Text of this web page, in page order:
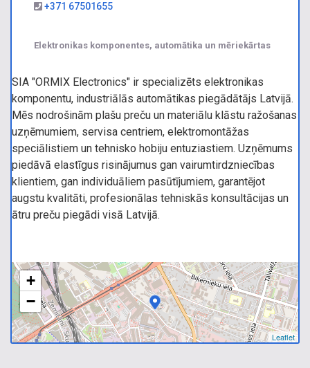
+371 67501655
Elektronikas komponentes, automātika un mēriekārtas
SIA "ORMIX Electronics" ir specializēts elektronikas
komponentu, industriālās automātikas piegādātājs Latvijā.
Mēs nodrošinām plašu preču un materiālu klāstu ražošanas
uzņēmumiem, servisa centriem, elektromontāžas
speciālistiem un tehnisko hobiju entuziastiem. Uzņēmums
piedāvā elastīgus risinājumus gan vairumtirdzniecības
klientiem, gan individuāliem pasūtījumiem, garantējot
augstu kvalitāti, profesionālas tehniskās konsultācijas un
ātru preču piegādi visā Latvijā.
+
−
Leaflet